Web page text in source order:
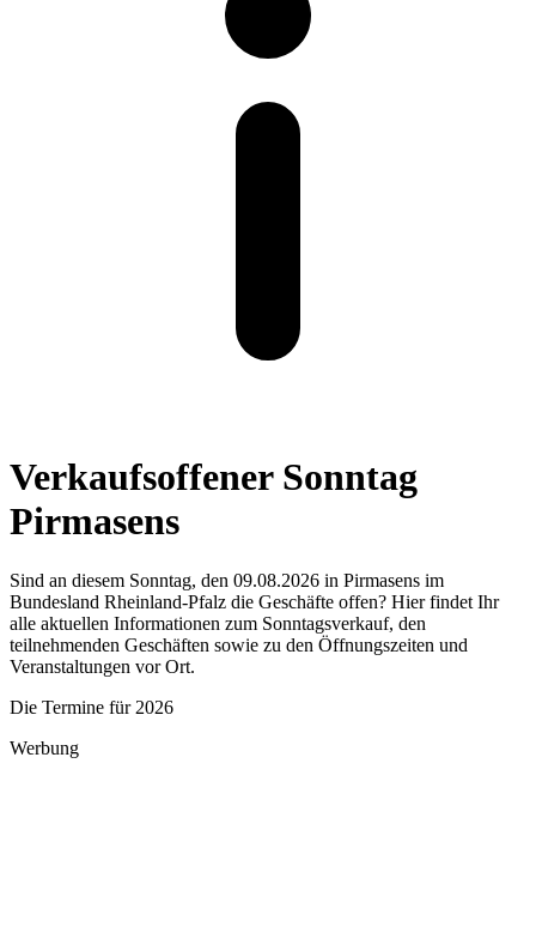
Verkaufsoffener Sonntag
Pirmasens
Sind an diesem Sonntag, den 09.08.2026 in Pirmasens im
Bundesland Rheinland-Pfalz die Geschäfte offen? Hier findet Ihr
alle aktuellen Informationen zum Sonntagsverkauf, den
teilnehmenden Geschäften sowie zu den Öffnungszeiten und
Veranstaltungen vor Ort.
Die Termine für 2026
Werbung